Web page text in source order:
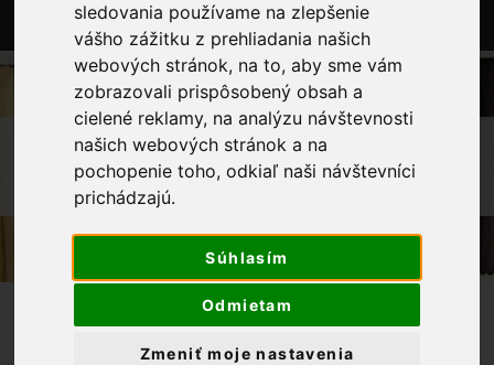
sledovania používame na zlepšenie
vášho zážitku z prehliadania našich
webových stránok, na to, aby sme vám
zobrazovali prispôsobený obsah a
cielené reklamy, na analýzu návštevnosti
našich webových stránok a na
pochopenie toho, odkiaľ naši návštevníci
prichádzajú.
Súhlasím
Odmietam
Zmeniť moje nastavenia
0
OBCHOD
LÁTKY METRÁŽ
BAVLNENÁ LÁTKA FOLKLÓR